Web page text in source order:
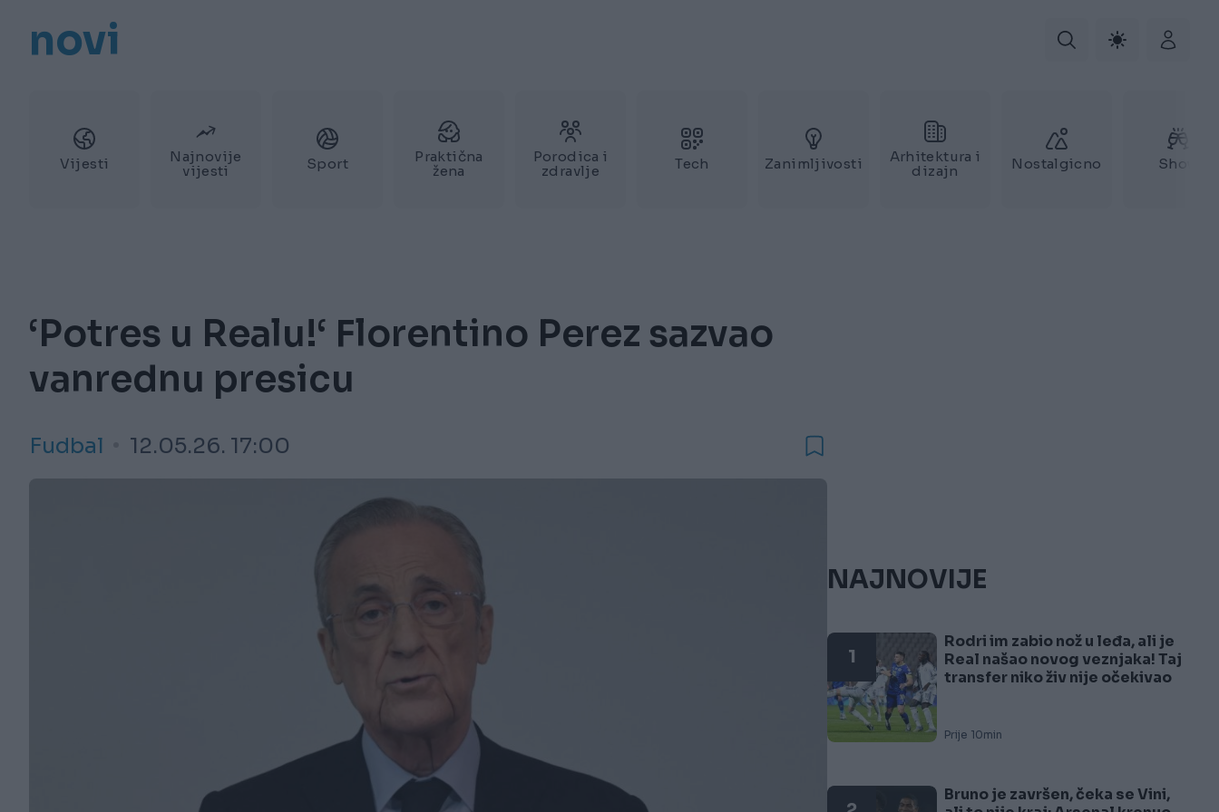
novi
Vijesti
Najnovije
vijesti
Sport
Praktična
žena
Porodica i
zdravlje
Tech Zanimljivosti
Arhitektura i
dizajn
Nostalgicno Show
‘Potres u Realu!‘ Florentino Perez sazvao
vanrednu presicu
Fudbal 12.05.26. 17:00
NAJNOVIJE
1
Rodri im zabio nož u leđa, ali je
Real našao novog veznjaka! Taj
transfer niko živ nije očekivao
Prije 10min
Bruno je završen, čeka se Vini,